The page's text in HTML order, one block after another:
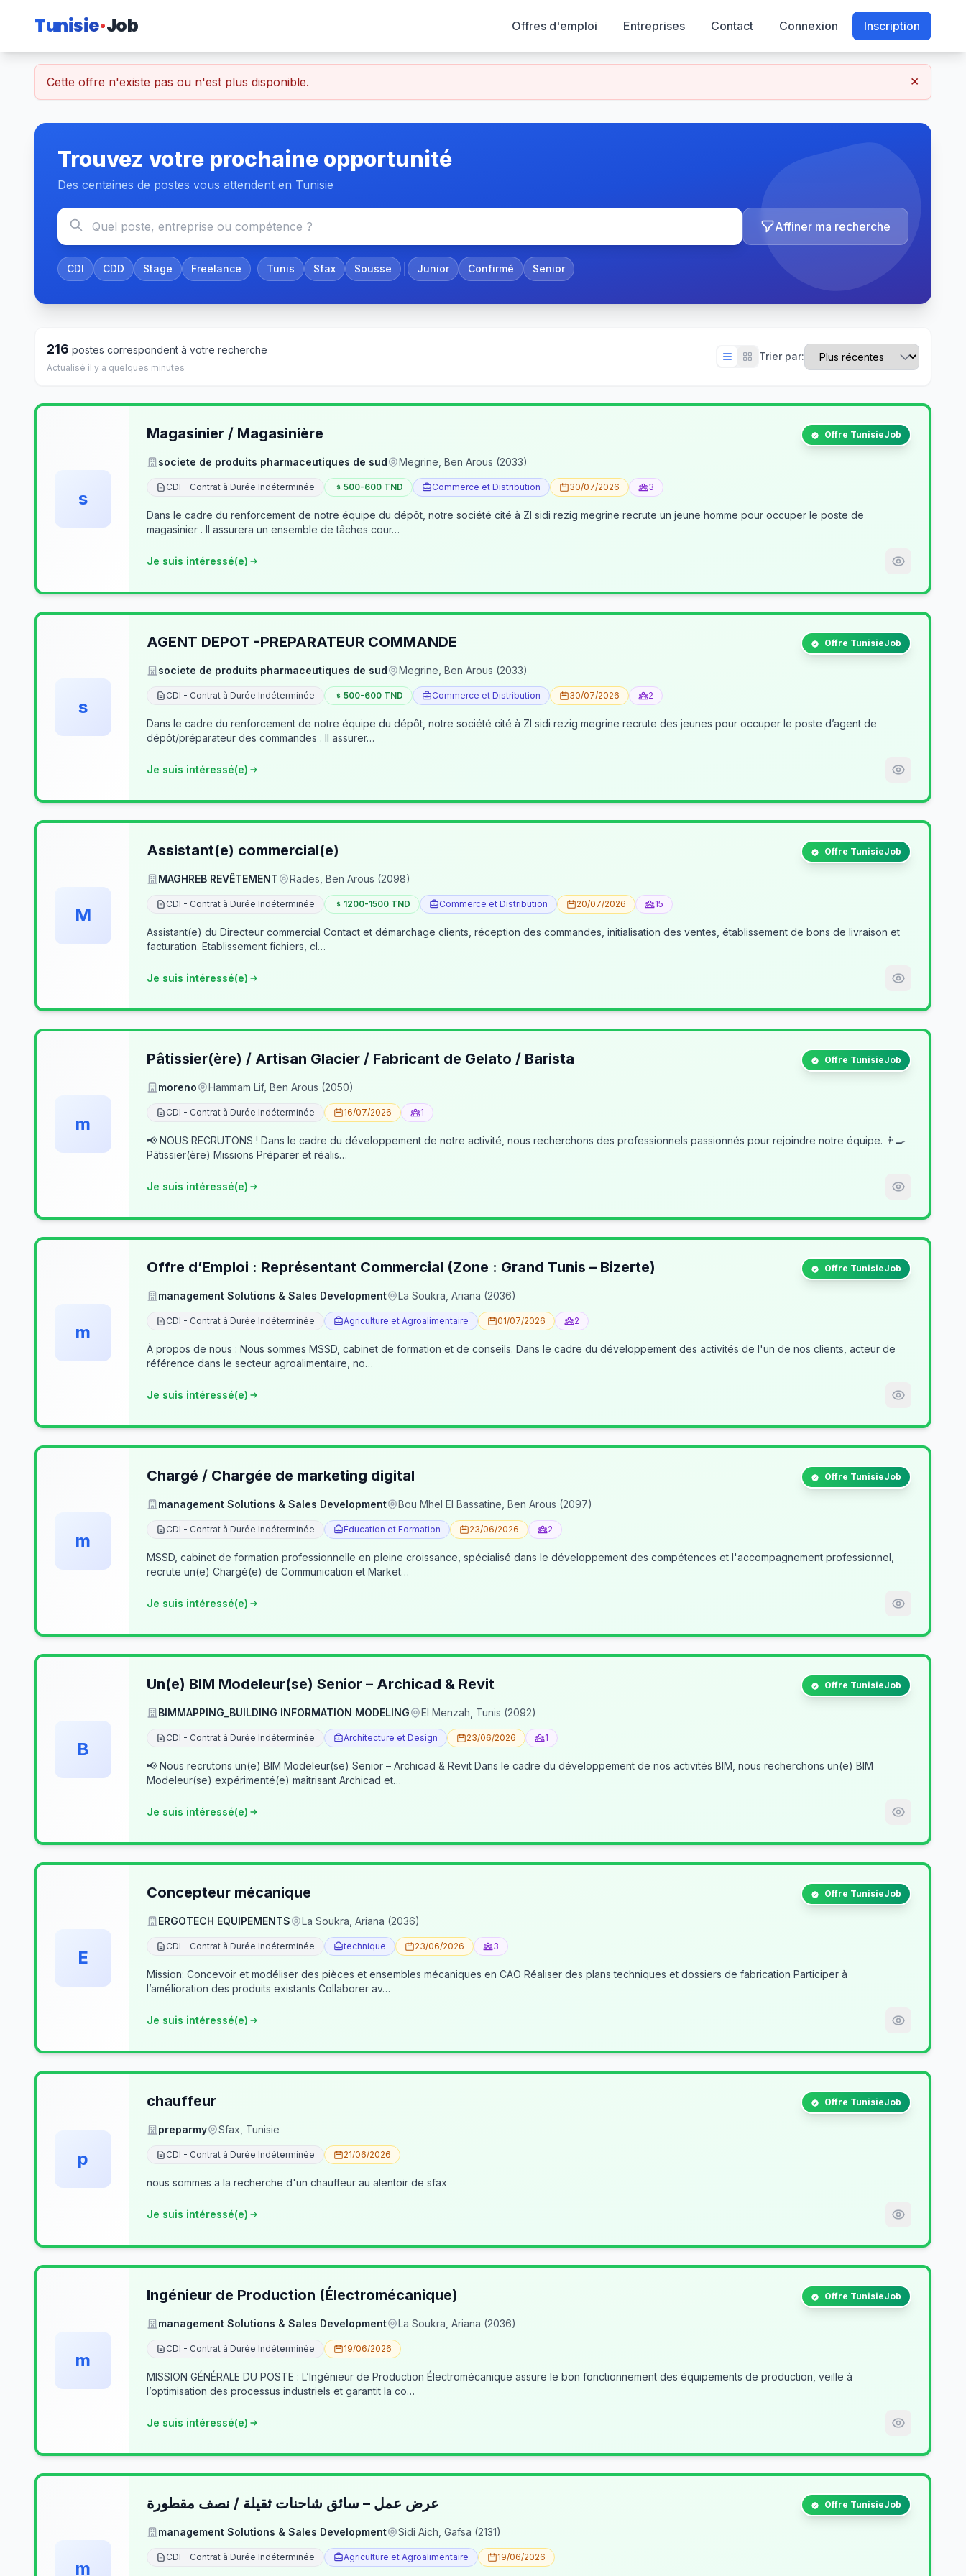
Tunisie Job Offres d'emploi Entreprises Contact Connexion Inscription
Cette offre n'existe pas ou n'est plus disponible. ×
Trouvez votre prochaine opportunité
Des centaines de postes vous attendent en Tunisie
Affiner ma recherche
CDI CDD Stage Freelance Tunis Sfax Sousse Junior Confirmé Senior
216 postes correspondent à votre recherche
Actualisé il y a quelques minutes
Trier par:
s
Magasinier / Magasinière Offre TunisieJob
societe de produits pharmaceutiques de sud Megrine, Ben Arous (2033)
CDI - Contrat à Durée Indéterminée 500-600 TND Commerce et Distribution 30/07/2026 3
Dans le cadre du renforcement de notre équipe du dépôt, notre société cité à ZI sidi rezig megrine recrute un jeune homme pour occuper le poste de
magasinier . Il assurera un ensemble de tâches cour…
Je suis intéressé(e)
s
AGENT DEPOT -PREPARATEUR COMMANDE Offre TunisieJob
societe de produits pharmaceutiques de sud Megrine, Ben Arous (2033)
CDI - Contrat à Durée Indéterminée 500-600 TND Commerce et Distribution 30/07/2026 2
Dans le cadre du renforcement de notre équipe du dépôt, notre société cité à ZI sidi rezig megrine recrute des jeunes pour occuper le poste d’agent de
dépôt/préparateur des commandes . Il assurer…
Je suis intéressé(e)
M
Assistant(e) commercial(e) Offre TunisieJob
MAGHREB REVÊTEMENT Rades, Ben Arous (2098)
CDI - Contrat à Durée Indéterminée 1200-1500 TND Commerce et Distribution 20/07/2026 15
Assistant(e) du Directeur commercial Contact et démarchage clients, réception des commandes, initialisation des ventes, établissement de bons de livraison et
facturation. Etablissement fichiers, cl…
Je suis intéressé(e)
m
Pâtissier(ère) / Artisan Glacier / Fabricant de Gelato / Barista Offre TunisieJob
moreno Hammam Lif, Ben Arous (2050)
CDI - Contrat à Durée Indéterminée 16/07/2026 1
📢 NOUS RECRUTONS ! Dans le cadre du développement de notre activité, nous recherchons des professionnels passionnés pour rejoindre notre équipe. 👨‍🍳
Pâtissier(ère) Missions Préparer et réalis…
Je suis intéressé(e)
m
Offre d’Emploi : Représentant Commercial (Zone : Grand Tunis – Bizerte) Offre TunisieJob
management Solutions & Sales Development La Soukra, Ariana (2036)
CDI - Contrat à Durée Indéterminée Agriculture et Agroalimentaire 01/07/2026 2
À propos de nous : Nous sommes MSSD, cabinet de formation et de conseils. Dans le cadre du développement des activités de l'un de nos clients, acteur de
référence dans le secteur agroalimentaire, no…
Je suis intéressé(e)
m
Chargé / Chargée de marketing digital Offre TunisieJob
management Solutions & Sales Development Bou Mhel El Bassatine, Ben Arous (2097)
CDI - Contrat à Durée Indéterminée Éducation et Formation 23/06/2026 2
MSSD, cabinet de formation professionnelle en pleine croissance, spécialisé dans le développement des compétences et l'accompagnement professionnel,
recrute un(e) Chargé(e) de Communication et Market…
Je suis intéressé(e)
B
Un(e) BIM Modeleur(se) Senior – Archicad & Revit Offre TunisieJob
BIMMAPPING_BUILDING INFORMATION MODELING El Menzah, Tunis (2092)
CDI - Contrat à Durée Indéterminée Architecture et Design 23/06/2026 1
📢 Nous recrutons un(e) BIM Modeleur(se) Senior – Archicad & Revit Dans le cadre du développement de nos activités BIM, nous recherchons un(e) BIM
Modeleur(se) expérimenté(e) maîtrisant Archicad et…
Je suis intéressé(e)
E
Concepteur mécanique Offre TunisieJob
ERGOTECH EQUIPEMENTS La Soukra, Ariana (2036)
CDI - Contrat à Durée Indéterminée technique 23/06/2026 3
Mission: Concevoir et modéliser des pièces et ensembles mécaniques en CAO Réaliser des plans techniques et dossiers de fabrication Participer à
l’amélioration des produits existants Collaborer av…
Je suis intéressé(e)
p
chauffeur Offre TunisieJob
preparmy Sfax, Tunisie
CDI - Contrat à Durée Indéterminée 21/06/2026
nous sommes a la recherche d'un chauffeur au alentoir de sfax
Je suis intéressé(e)
m
Ingénieur de Production (Électromécanique) Offre TunisieJob
management Solutions & Sales Development La Soukra, Ariana (2036)
CDI - Contrat à Durée Indéterminée 19/06/2026
MISSION GÉNÉRALE DU POSTE : L’Ingénieur de Production Électromécanique assure le bon fonctionnement des équipements de production, veille à
l’optimisation des processus industriels et garantit la co…
Je suis intéressé(e)
m
عرض عمل – سائق شاحنات ثقيلة / نصف مقطورة Offre TunisieJob
management Solutions & Sales Development Sidi Aich, Gafsa (2131)
CDI - Contrat à Durée Indéterminée Agriculture et Agroalimentaire 19/06/2026